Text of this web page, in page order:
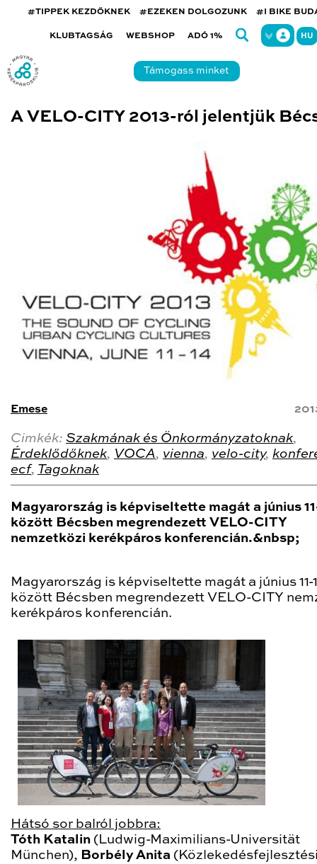
#TIPPEK KEZDŐKNEK #EZEKEN DOLGOZUNK #I BIKE
KLUBTAGSÁG WEBSHOP ADÓ 1% HU
Támogass minket
A VELO-CITY 2013-ról jelentjük
Emese
Cimkék: Szakmának és Önkormányzatoknak,
Érdeklődőknek, VOCA, vienna, velo-city,
ecf, Tagoknak
Magyarország is képviseltette magát a június
között Bécsben megrendezett VELO-CITY
nemzetközi kerékpáros konferencián.&nbsp;
Magyarország is képviseltette magát a június 11-
között Bécsben megrendezett VELO-CITY
kerékpáros konferencián.
Hátsó sor balról jobbra:
Tóth Katalin (Ludwig-Maximilians-Universität
München), Borbély Anita